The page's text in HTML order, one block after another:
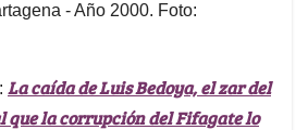
- Año 2000. Foto:
La caída de Luis Bedoya, el zar del
que la corrupción del Fifagate lo